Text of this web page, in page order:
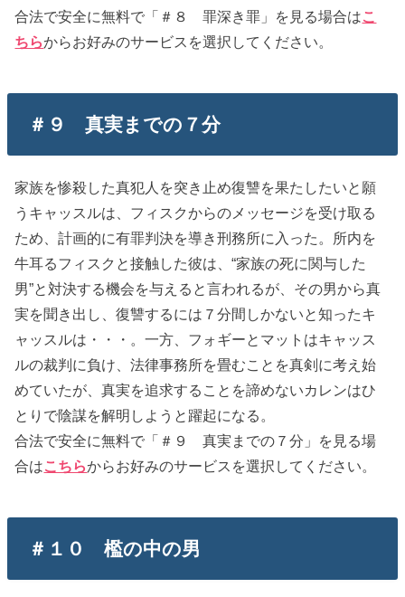
合法で安全に無料で「＃８ 罪深き罪」を見る場合はこ
ちらからお好みのサービスを選択してください。
＃９ 真実までの７分
家族を惨殺した真犯人を突き止め復讐を果たしたいと願
うキャッスルは、フィスクからのメッセージを受け取る
ため、計画的に有罪判決を導き刑務所に入った。所内を
牛耳るフィスクと接触した彼は、“家族の死に関与した
男”と対決する機会を与えると言われるが、その男から真
実を聞き出し、復讐するには７分間しかないと知ったキ
ャッスルは・・・。一方、フォギーとマットはキャッス
ルの裁判に負け、法律事務所を畳むことを真剣に考え始
めていたが、真実を追求することを諦めないカレンはひ
とりで陰謀を解明しようと躍起になる。
合法で安全に無料で「＃９ 真実までの７分」を見る場
合はこちらからお好みのサービスを選択してください。
＃１０ 檻の中の男